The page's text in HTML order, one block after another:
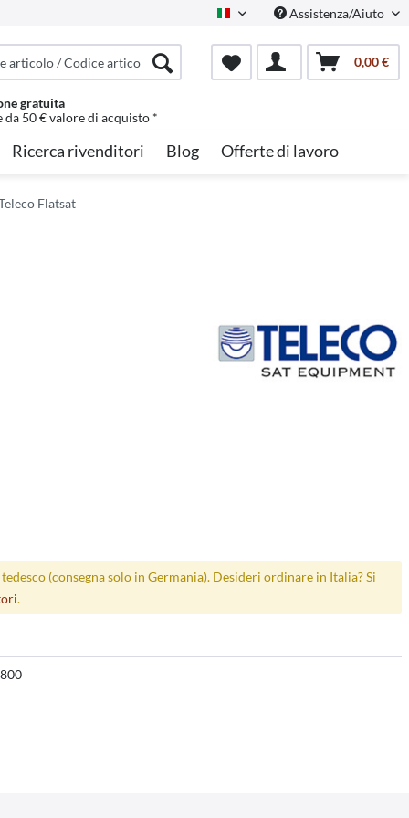
Italian Assistenza/Aiuto
0,00 €
gratuita
da 50 € valore di acquisto *
Ricerca rivenditori Blog Offerte di lavoro
Flatsat
(consegna solo in Germania). Desideri ordinare in Italia? Si
.